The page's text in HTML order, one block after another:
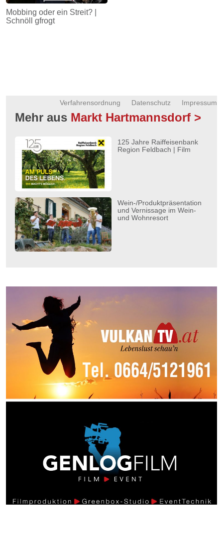
Mobbing oder ein Streit? |
Schnöll gfrogt
Impressum
Datenschutz
Verfahrensordnung
Mehr aus Markt Hartmannsdorf >
125 Jahre Raiffeisenbank
Region Feldbach | Film
Wein-/Produktpräsentation
und Vernissage im Wein-
und Wohnresort